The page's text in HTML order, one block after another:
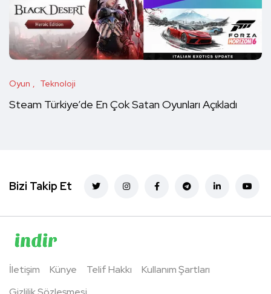
Oyun Teknoloji
Steam Türkiye’de En Çok Satan Oyunları Açıkladı
Bizi Takip Et
İletişim Künye Telif Hakkı
Kullanım Şartları